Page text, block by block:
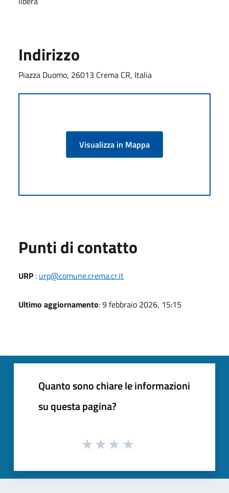
Indirizzo
Piazza Duomo, 26013 Crema CR, Italia
Visualizza in Mappa
Punti di contatto
URP : urp@comune.crema.cr.it
Ultimo aggiornamento: 9 febbraio 2026, 15:15
Quanto sono chiare le informazioni
su questa pagina?